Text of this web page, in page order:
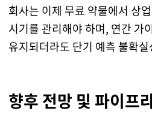
회사는 이제 무료 약물에서 상
시기를 관리해야 하며, 연간 가
유지되더라도 단기 예측 불확
향후 전망 및 파이프